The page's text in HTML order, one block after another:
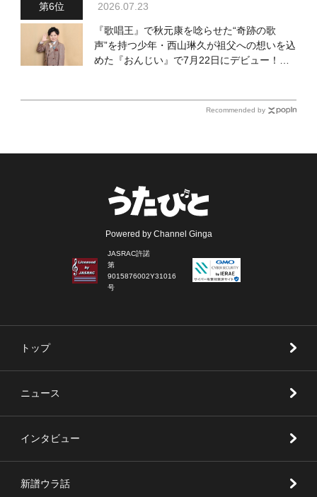
2026.07.23
『歌唱王』で秋元康を唸らせた“奇跡の歌
声”を持つ少年・西山琳久が祖父への想いを込
めた『おんじい』で7月22日にデビュー！
Recommended by
Powered by Channel Ginga
JASRAC許諾
第
9015876002Y31016
号
トップ
ニュース
インタビュー
新譜ウラ話